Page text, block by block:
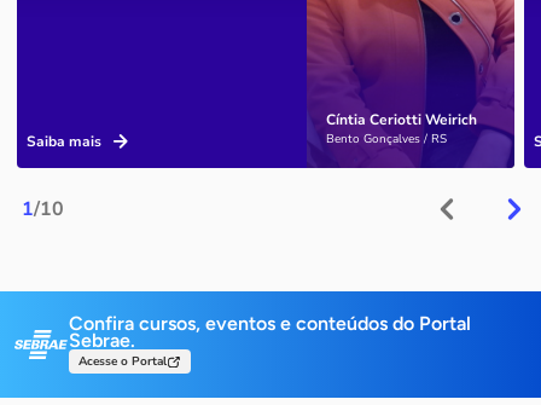
1/10
Cíntia Ceriotti Weirich
Bento Gonçalves / RS
Saiba mais
Confira cursos, eventos e conteúdos do Portal
Sebrae.
Acesse o Portal